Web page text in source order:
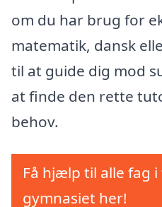
om du har brug for
matematik, dansk
til at guide dig mod
at finde den rette
behov.
Få hjælp til alle fag
gymnasiet her!